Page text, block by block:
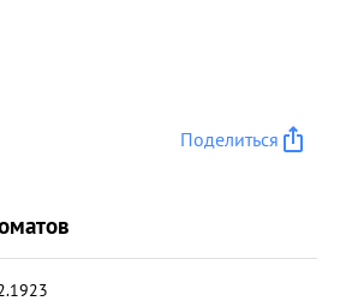
Поделиться